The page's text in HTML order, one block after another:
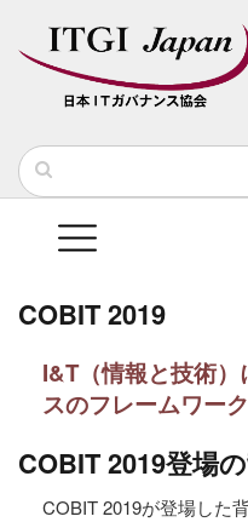
COBIT 2019
I&T（情報と技術
スのフレームワーク
COBIT 2019登場
COBIT 2019が登場した